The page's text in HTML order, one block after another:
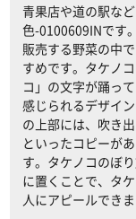
青果店や道の駅な
色-0100609INです
販売する野菜の中
すめです。タケノ
コ」の文字が踊っ
感じられるデザイ
の上部には、吹き
といったコピーが
す。タケノコのぼ
に置くことで、タ
人にアピールできま